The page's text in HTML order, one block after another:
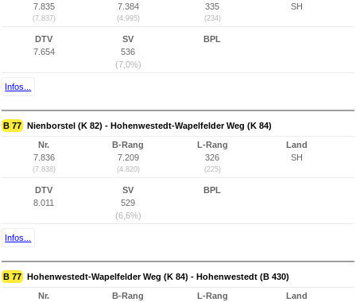
7.835
(7.837)
7.384
(4.995)
335
(234)
SH
DTV
7.654
SV
536
(7,0%)
BPL
Infos...
B 77 Nienborstel (K 82) - Hohenwestedt-Wapelfelder Weg (K 84)
Nr.
7.836
(7.838)
B-Rang
7.209
(4.820)
L-Rang
326
(225)
Land
SH
DTV
8.011
SV
529
(6,6%)
BPL
Infos...
B 77 Hohenwestedt-Wapelfelder Weg (K 84) - Hohenwestedt (B 430)
Nr.
B-Rang
L-Rang
Land